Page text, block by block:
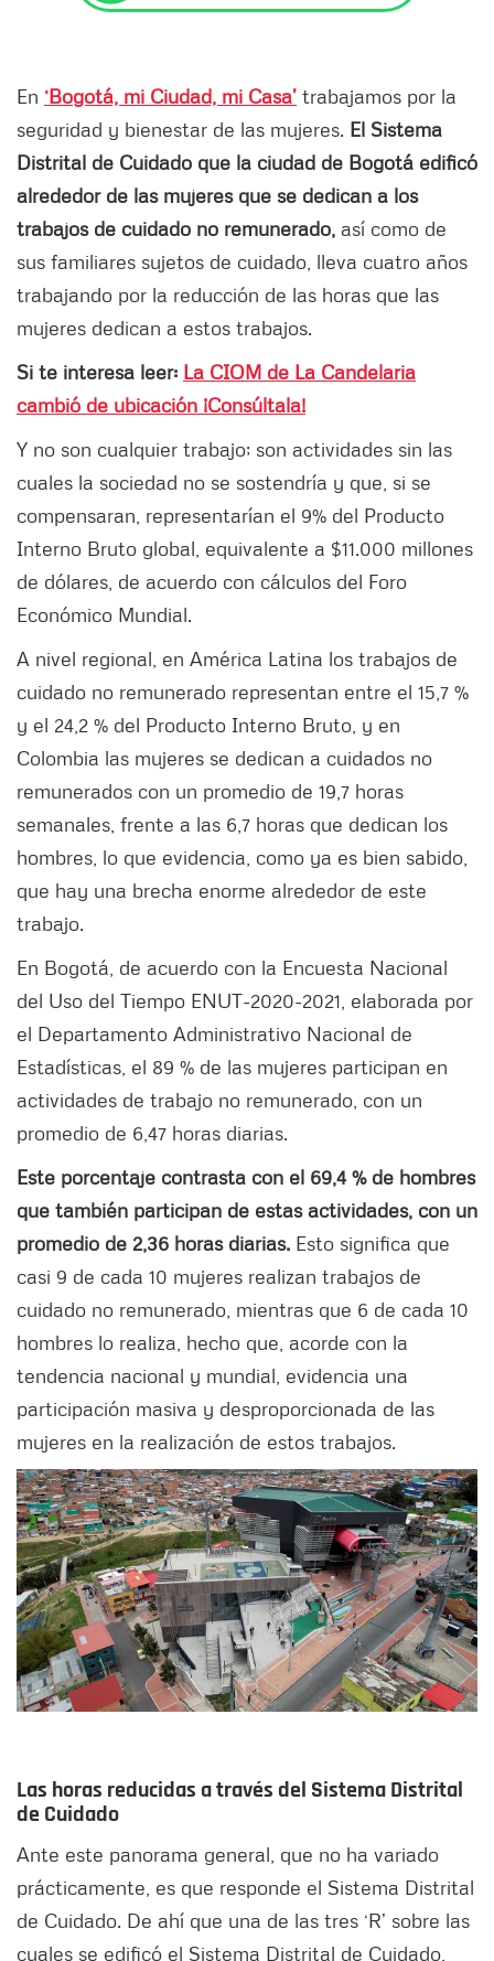
En ‘Bogotá, mi Ciudad, mi Casa’ trabajamos por la
seguridad y bienestar de las mujeres. El Sistema
Distrital de Cuidado que la ciudad de Bogotá edificó
alrededor de las mujeres que se dedican a los
trabajos de cuidado no remunerado, así como de
sus familiares sujetos de cuidado, lleva cuatro años
trabajando por la reducción de las horas que las
mujeres dedican a estos trabajos.
Si te interesa leer: La CIOM de La Candelaria
cambió de ubicación ¡Consúltala!
Y no son cualquier trabajo; son actividades sin las
cuales la sociedad no se sostendría y que, si se
compensaran, representarían el 9% del Producto
Interno Bruto global, equivalente a $11.000 millones
de dólares, de acuerdo con cálculos del Foro
Económico Mundial.
A nivel regional, en América Latina los trabajos de
cuidado no remunerado representan entre el 15,7 %
y el 24,2 % del Producto Interno Bruto, y en
Colombia las mujeres se dedican a cuidados no
remunerados con un promedio de 19,7 horas
semanales, frente a las 6,7 horas que dedican los
hombres, lo que evidencia, como ya es bien sabido,
que hay una brecha enorme alrededor de este
trabajo.
En Bogotá, de acuerdo con la Encuesta Nacional
del Uso del Tiempo ENUT-2020-2021, elaborada por
el Departamento Administrativo Nacional de
Estadísticas, el 89 % de las mujeres participan en
actividades de trabajo no remunerado, con un
promedio de 6,47 horas diarias.
Este porcentaje contrasta con el 69,4 % de hombres
que también participan de estas actividades, con un
promedio de 2,36 horas diarias. Esto significa que
casi 9 de cada 10 mujeres realizan trabajos de
cuidado no remunerado, mientras que 6 de cada 10
hombres lo realiza, hecho que, acorde con la
tendencia nacional y mundial, evidencia una
participación masiva y desproporcionada de las
mujeres en la realización de estos trabajos.
Las horas reducidas a través del Sistema Distrital
de Cuidado
Ante este panorama general, que no ha variado
prácticamente, es que responde el Sistema Distrital
de Cuidado. De ahí que una de las tres ‘R’ sobre las
cuales se edificó el Sistema Distrital de Cuidado,